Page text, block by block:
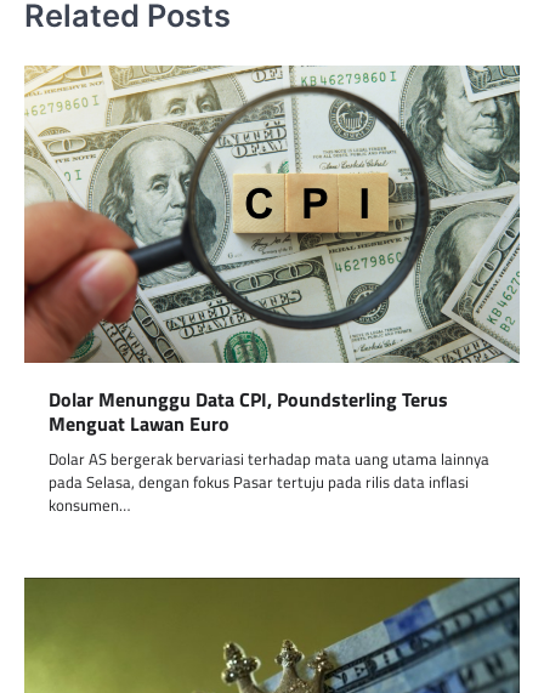
Related Posts
Dolar Menunggu Data CPI, Poundsterling Terus
Menguat Lawan Euro
Dolar AS bergerak bervariasi terhadap mata uang utama lainnya
pada Selasa, dengan fokus Pasar tertuju pada rilis data inflasi
konsumen…